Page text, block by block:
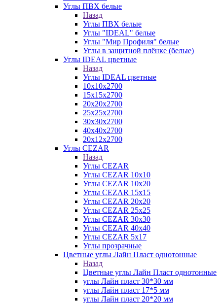
Углы ПВХ белые
Назад
Углы ПВХ белые
Углы "IDEAL" белые
Углы "Мир Профиля" белые
Углы в защитной плёнке (белые)
Углы IDEAL цветные
Назад
Углы IDEAL цветные
10х10х2700
15х15х2700
20х20х2700
25х25х2700
30х30х2700
40х40х2700
20х12х2700
Углы CEZAR
Назад
Углы CEZAR
Углы CEZAR 10х10
Углы CEZAR 10х20
Углы CEZAR 15х15
Углы CEZAR 20х20
Углы CEZAR 25х25
Углы CEZAR 30х30
Углы CEZAR 40х40
Углы CEZAR 5х17
Углы прозрачные
Цветные углы Лайн Пласт однотонные
Назад
Цветные углы Лайн Пласт однотонные
углы Лайн пласт 30*30 мм
углы Лайн пласт 17*5 мм
углы Лайн пласт 20*20 мм